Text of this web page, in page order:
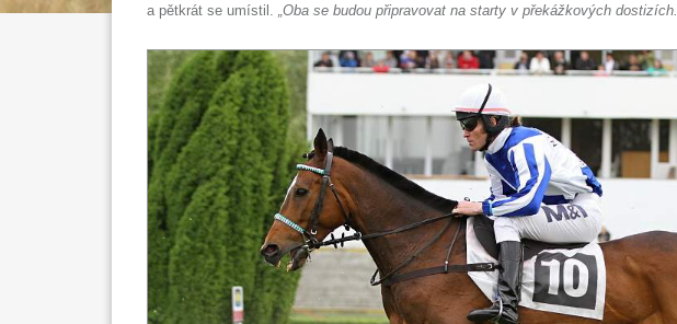
a pětkrát se umístil. „Oba se budou připravovat na starty v překážkových dostizích.